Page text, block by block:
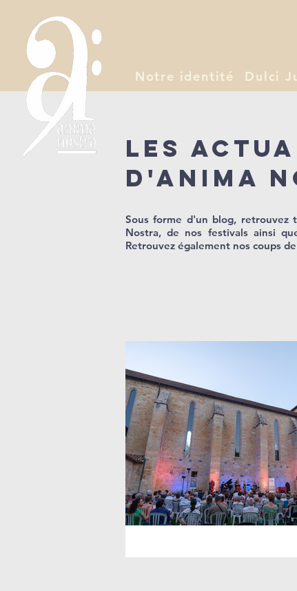
Notre identité Dulci
Les
d'Anima
Sous forme d'un blog, retrouvez
Nostra, de nos festivals ainsi
Retrouvez également nos coups